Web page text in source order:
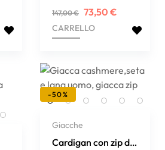
cashmere,seta,lana
Prezzo
regolare
147,00 € Prezzo
73,50 €
CARRELLO
-50%
Giacche
Cardigan con zip di